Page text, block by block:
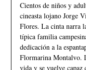
Cientos de niños y
cineasta lojano Jorge
Flores. La cinta narra
típica familia
dedicación a la
Flormarina Montalvo.
vida y se vuelve capaz